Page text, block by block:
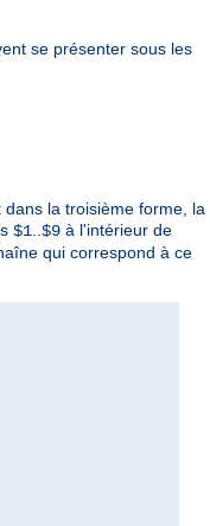
se présenter sous les
la troisième forme, la
$1 $9 à l'intérieur de
qui correspond à ce